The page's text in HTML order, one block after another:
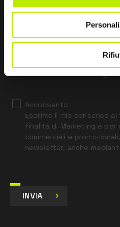
Leave
blank
ai sensi dell’art. 13
Acconsento
Esprimo il mio consenso
finalità di Marketing e per
commerciali e
newsletter, anche
INVIA